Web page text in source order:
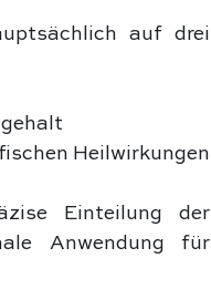
auf drei
Heilwirkungen
Einteilung der
Anwendung für